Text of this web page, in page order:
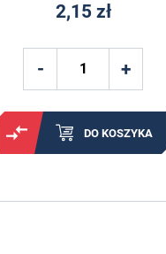
2,15 zł
DO KOSZYKA